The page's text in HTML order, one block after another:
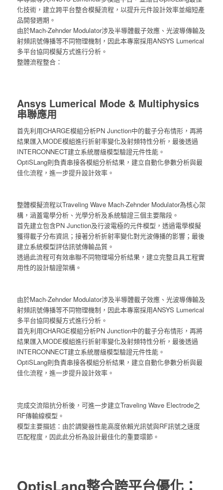
化技術，建立跨平台整合模擬流程，以提升元件設計效率並縮短產
品開發週期。
由於Mach-Zehnder Modulator涉及半導體載子效應、光波導傳輸及
射頻訊號傳播等不同物理機制，因此本專案採用ANSYS Lumerical
多平台協同模擬方式進行分析。
整體流程整合：
Ansys Lumerical Mode & Multiphysics
串聯應用
首先利用CHARGE模組分析PN Junction中的載子分布情形，再將
結果匯入MODE模組進行折射率變化及射頻特性分析，最後透過
INTERCONNECT建立系統層級模型驗證元件性能。
OptiSLang則負責串接各模組分析結果，建立自動化參數分析與最
佳化流程，進一步提升設計效率。
整體模擬流程以Traveling Wave Mach-Zehnder Modulator為核心架
構，涵蓋電學分析、光學分析及系統驗證三個主要階段。
首先建立包含PN Junction及行波電極的元件模型，透過電學模擬
獲得載子分布資訊；接著分析折射率變化對光波傳播的影響；最後
建立系統模型評估訊號傳輸品質。
透過此流程可有效串聯不同物理場分析結果，建立完整且具工程實
用性的設計驗證架構。
由於Mach-Zehnder Modulator涉及半導體載子效應、光波導傳輸及
射頻訊號傳播等不同物理機制，因此本專案採用ANSYS Lumerical
多平台協同模擬方式進行分析。
首先利用CHARGE模組分析PN Junction中的載子分布情形，再將
結果匯入MODE模組進行折射率變化及射頻特性分析，最後透過
INTERCONNECT建立系統層級模型驗證元件性能。
OptiSLang則負責串接各模組分析結果，建立自動化參數分析與最
佳化流程，進一步提升設計效率。
完成交流阻抗分析後，可進一步建立Traveling Wave Electrode之
RF傳輸線模型。
模型主要描述：由於調變器性能高度依賴光訊號與RF訊號之速度
匹配程度，因此此分析為設計最佳化的重要環節。
OptisLang整合跨平台優化：